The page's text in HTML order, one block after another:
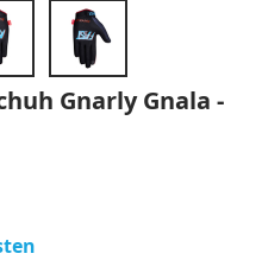
Gnarly Gnala -